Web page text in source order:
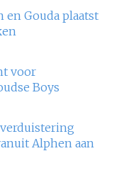
en Gouda plaatst
voor
Boys
Alphen aan